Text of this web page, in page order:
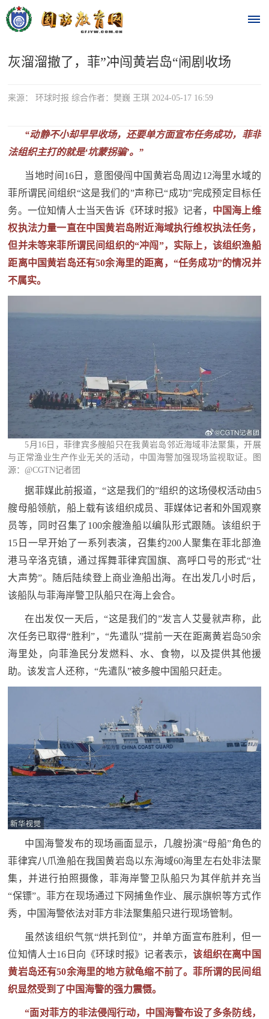
首
页
政
闻
时
政
要
闻
热
点
踪
热
踪
防
法
规
国
法
国
防
识
国
防
知
识
全
国
全
民
国
防
弟
兵
动
员
国
防
员
人
防
空
人
防
空
国
防
库
国
英
灰溜溜撤了，菲”冲闯黄岩岛“闹剧收场
来源： 环球时报 综合作者：樊巍 王琪 2024-05-17 16:59
“动静不小却早早收场，还要单方面宣布任务成功，菲非
法组织主打的就是‘坑蒙拐骗’。”
当地时间16日，意图侵闯中国黄岩岛周边12海里水域的
菲所谓民间组织“这是我们的”声称已“成功”完成预定目标任
务。一位知情人士当天告诉《环球时报》记者， 中国海上维
权执法力量一直在中国黄岩岛附近海域执行维权执法任务，
但并未等来菲所谓民间组织的“冲闯”，实际上，该组织渔船
距离中国黄岩岛还有50余海里的距离，“任务成功”的情况并
不属实。
5月16日，菲律宾多艘船只在我黄岩岛邻近海域非法聚集，开展
与正常渔业生产作业无关的活动，中国海警加强现场监视取证。图
源：@CGTN记者团
据菲媒此前报道，“这是我们的”组织的这场侵权活动由5
艘母船领航，船上载有该组织成员、菲媒体记者和外国观察
员等，同时召集了100余艘渔船以编队形式跟随。该组织于
15日一早开始了一系列表演，召集约200人聚集在菲北部渔
港马辛洛克镇，通过挥舞菲律宾国旗、高呼口号的形式“壮
大声势”。随后陆续登上商业渔船出海。在出发几小时后，
该船队与菲海岸警卫队船只在海上会合。
在出发仅一天后，“这是我们的”发言人艾曼就声称，此
次任务已取得“胜利”，“先遣队”提前一天在距离黄岩岛50余
海里处，向菲渔民分发燃料、水、食物，以及提供其他援
助。该发言人还称，“先遣队”被多艘中国船只赶走。
中国海警发布的现场画面显示，几艘扮演“母船”角色的
菲律宾八爪渔船在我国黄岩岛以东海域60海里左右处非法聚
集，并进行拍照摄像，菲海岸警卫队船只为其伴航并充当
“保镖”。菲方在现场通过下网捕鱼作业、展示旗帜等方式作
秀，中国海警依法对菲方非法聚集船只进行现场管制。
虽然该组织气氛“烘托到位”，并单方面宣布胜利，但一
位知情人士16日向《环球时报》记者表示，该组织在离中国
黄岩岛还有50余海里的地方就龟缩不前了。菲所谓的民间组
织显然受到了中国海警的强力震慑。
“面对菲方的非法侵闯行动，中国海警布设了多条防线，